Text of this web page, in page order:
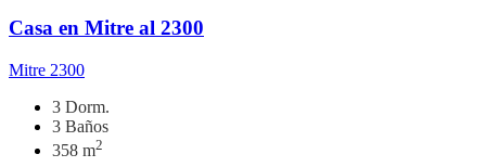
Casa en Mitre al 2300
Mitre 2300
3 Dorm.
3 Baños
358 m2